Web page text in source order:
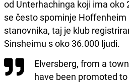
od Unterhachinga koji ima oko
se često spominje Hoffenheim
stanovnika, taj je klub
Sinsheimu s oko 36.000 ljudi.
Elversberg, from a
have been promoted